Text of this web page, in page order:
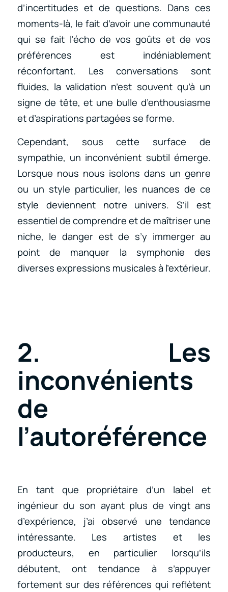
d’incertitudes et de questions. Dans ces
moments-là, le fait d’avoir une communauté
qui se fait l’écho de vos goûts et de vos
préférences est indéniablement
réconfortant. Les conversations sont
fluides, la validation n’est souvent qu’à un
signe de tête, et une bulle d’enthousiasme
et d’aspirations partagées se forme.
Cependant, sous cette surface de
sympathie, un inconvénient subtil émerge.
Lorsque nous nous isolons dans un genre
ou un style particulier, les nuances de ce
style deviennent notre univers. S’il est
essentiel de comprendre et de maîtriser une
niche, le danger est de s’y immerger au
point de manquer la symphonie des
diverses expressions musicales à l’extérieur.
2. Les
inconvénients
de
l’autoréférence
En tant que propriétaire d’un label et
ingénieur du son ayant plus de vingt ans
d’expérience, j’ai observé une tendance
intéressante. Les artistes et les
producteurs, en particulier lorsqu’ils
débutent, ont tendance à s’appuyer
fortement sur des références qui reflètent